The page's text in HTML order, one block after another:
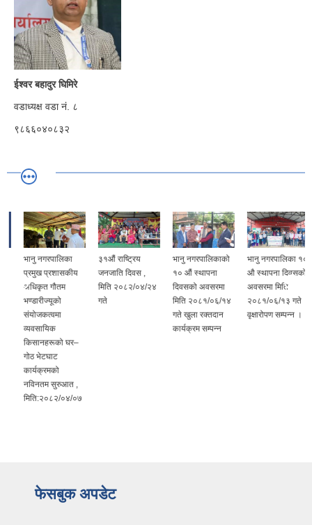
ईश्वर बहादुर घिमिरे
वडाध्यक्ष वडा नं. ८
९८६६०४०८३२
भानु नगरपालिका
प्रमुख प्रशासकीय
अधिकृत गौतम
भण्डारीज्यूको
संयोजकत्वमा
व्यवसायिक
किसानहरूको घर–
गोठ भेटघाट
कार्यक्रमको
नविनतम सुरुआत ,
मिति:२०८२/०४/०७
३१औं राष्ट्रिय
जनजाति दिवस ,
मिति २०८२/०४/२४
भानु नगरपालिकाको
१० औं स्थापना
दिवसको अवसरमा
मिति २०८१/०६/१४
गते खुला रक्तदान
कार्यक्रम सम्पन्‍न
भानु नगरपालिका १०
औ स्थापना दिवसको
अवसरमा मिति
२०८१/०६/१३ गते
वृक्षारोपण सम्पन्‍न ।
फेसबुक अपडेट